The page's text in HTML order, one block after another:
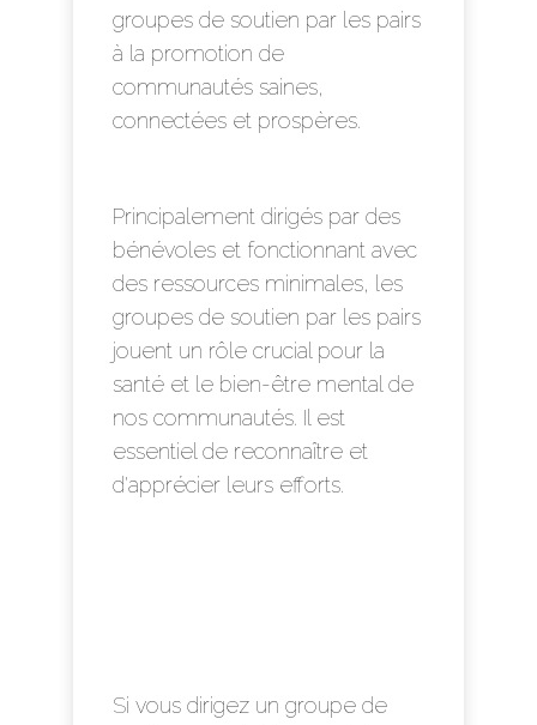
groupes de soutien par les pairs
à la promotion de
communautés saines,
connectées et prospères.
Principalement dirigés par des
bénévoles et fonctionnant avec
des ressources minimales, les
groupes de soutien par les pairs
jouent un rôle crucial pour la
santé et le bien-être mental de
nos communautés. Il est
essentiel de reconnaître et
d'apprécier leurs efforts.
Si vous dirigez un groupe de